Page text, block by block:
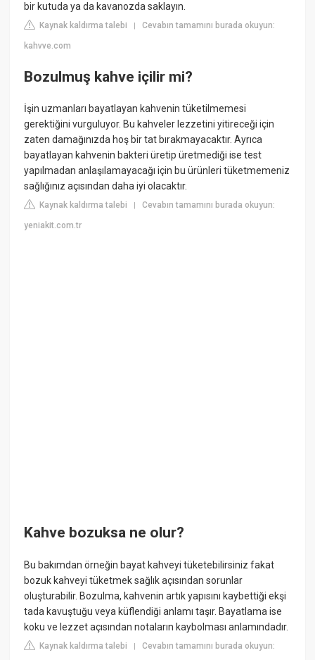
bir kutuda ya da kavanozda saklayın.
Kaynak kaldırma talebi |Cevabın tamamını burada okuyun:
kahvve.com
Bozulmuş kahve içilir mi?
İşin uzmanları bayatlayan kahvenin tüketilmemesi
gerektiğini vurguluyor. Bu kahveler lezzetini yitireceği için
zaten damağınızda hoş bir tat bırakmayacaktır. Ayrıca
bayatlayan kahvenin bakteri üretip üretmediği ise test
yapılmadan anlaşılamayacağı için bu ürünleri tüketmemeniz
sağlığınız açısından daha iyi olacaktır.
Kaynak kaldırma talebi |Cevabın tamamını burada okuyun:
yeniakit.com.tr
Kahve bozuksa ne olur?
Bu bakımdan örneğin bayat kahveyi tüketebilirsiniz fakat
bozuk kahveyi tüketmek sağlık açısından sorunlar
oluşturabilir. Bozulma, kahvenin artık yapısını kaybettiği ekşi
tada kavuştuğu veya küflendiği anlamı taşır. Bayatlama ise
koku ve lezzet açısından notaların kaybolması anlamındadır.
Kaynak kaldırma talebi |Cevabın tamamını burada okuyun: